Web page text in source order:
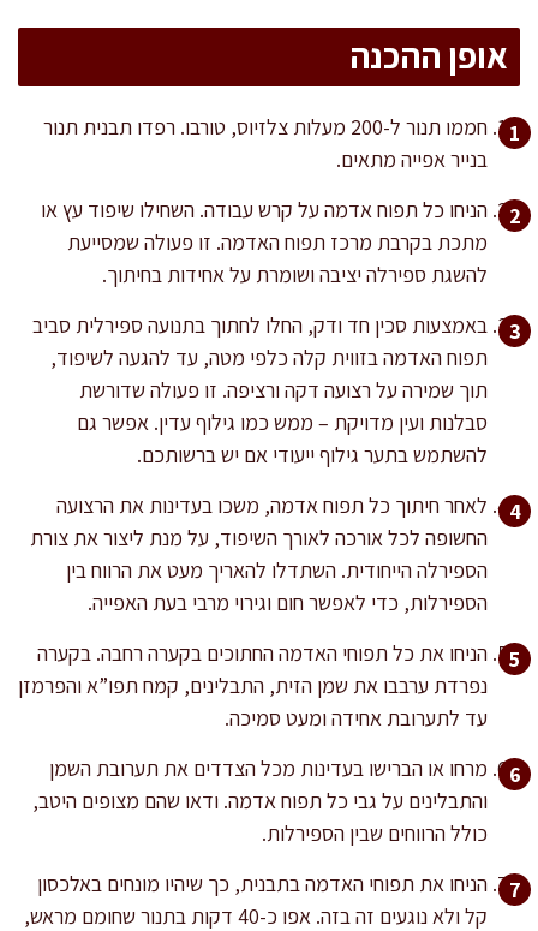
אופן ההכנה
חממו תנור ל-200 מעלות צלזיוס, טורבו. רפדו תבנית תנור
בנייר אפייה מתאים.
הניחו כל תפוח אדמה על קרש עבודה. השחילו שיפוד עץ או
מתכת בקרבת מרכז תפוח האדמה. זו פעולה שמסייעת
להשגת ספירלה יציבה ושומרת על אחידות בחיתוך.
באמצעות סכין חד ודק, החלו לחתוך בתנועה ספירלית סביב
תפוח האדמה בזווית קלה כלפי מטה, עד להגעה לשיפוד,
תוך שמירה על רצועה דקה ורציפה. זו פעולה שדורשת
סבלנות ועין מדויקת – ממש כמו גילוף עדין. אפשר גם
להשתמש בתער גילוף ייעודי אם יש ברשותכם.
לאחר חיתוך כל תפוח אדמה, משכו בעדינות את הרצועה
החשופה לכל אורכה לאורך השיפוד, על מנת ליצור את צורת
הספירלה הייחודית. השתדלו להאריך מעט את הרווח בין
הספירלות, כדי לאפשר חום וגירוי מרבי בעת האפייה.
הניחו את כל תפוחי האדמה החתוכים בקערה רחבה. בקערה
נפרדת ערבבו את שמן הזית, התבלינים, קמח תפו”א והפרמזן
עד לתערובת אחידה ומעט סמיכה.
מרחו או הברישו בעדינות מכל הצדדים את תערובת השמן
והתבלינים על גבי כל תפוח אדמה. ודאו שהם מצופים היטב,
כולל הרווחים שבין הספירלות.
הניחו את תפוחי האדמה בתבנית, כך שיהיו מונחים באלכסון
קל ולא נוגעים זה בזה. אפו כ-40 דקות בתנור שחומם מראש,